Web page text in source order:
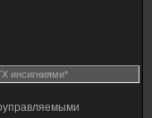
инсигниями*